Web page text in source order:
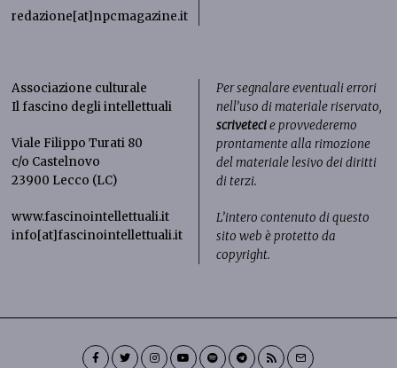
redazione[at]npcmagazine.it
Associazione culturale
Il fascino degli intellettuali
Viale Filippo Turati 80
c/o Castelnovo
23900 Lecco (LC)
www.fascinointellettuali.it
info[at]fascinointellettuali.it
Per segnalare eventuali errori
nell’uso di materiale riservato,
scrivetecie provvederemo
prontamente alla rimozione
del materiale lesivo dei diritti
di terzi.
L’intero contenuto di questo
sito web è protetto da
copyright.